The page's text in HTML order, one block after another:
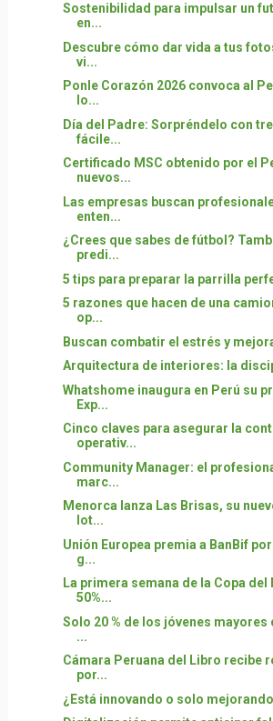
Sostenibilidad para impulsar un
en...
Descubre cómo dar vida a tus
vi...
Ponle Corazón 2026 convoca al
lo...
Día del Padre: Sorpréndelo con
fácile...
Certificado MSC obtenido por el
nuevos...
Las empresas buscan
enten...
¿Crees que sabes de fútbol?
predi...
5 tips para preparar la parrilla
5 razones que hacen de una
op...
Buscan combatir el estrés y
Arquitectura de interiores: la
Whatshome inaugura en Perú su
Exp...
Cinco claves para asegurar la
operativ...
Community Manager: el
marc...
Menorca lanza Las Brisas, su
lot...
Unión Europea premia a BanBif
g...
La primera semana de la Copa
50%...
Solo 20 % de los jóvenes mayores
...
Cámara Peruana del Libro recibe
por...
¿Está innovando o solo